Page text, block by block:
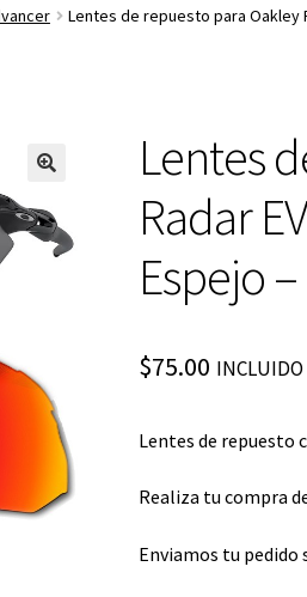
Lentes de repuesto para Oakley
Lentes
Radar
Espejo
$75.00 INCLUIDO
Lentes de repuesto
Realiza tu compra
Enviamos tu pedido